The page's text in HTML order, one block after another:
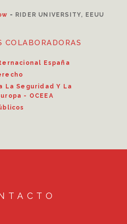
- RIDER UNIVERSITY, EEUU
COLABORADORAS
España
La Seguridad Y La
- OCEEA